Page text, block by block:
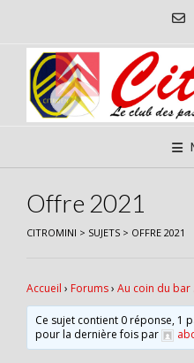
content
Offre 2021
CITROMINI > SUJETS > OFFRE 2021
Accueil › Forums› Au coin du bar
Ce sujet contient 0 réponse, 1
pour la dernière fois par